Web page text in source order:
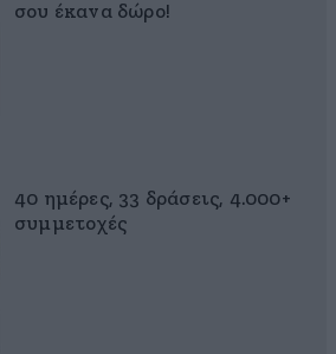
σου έκανα δώρο!
40 ημέρες, 33 δράσεις, 4.000+
συμμετοχές